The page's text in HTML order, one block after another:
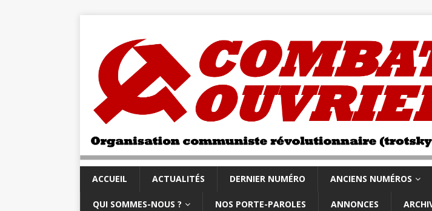
ACCUEIL ACTUALITÉS DERNIER NUMÉRO ANCIENS NUMÉROS
QUI SOMMES-NOUS ? NOS PORTE-PAROLES ANNONCES